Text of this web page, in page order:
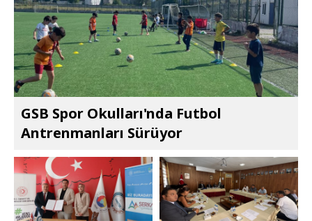
GSB Spor Okulları'nda Futbol
Antrenmanları Sürüyor